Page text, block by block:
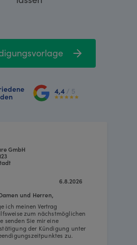
4,4 / 5
6.8.2026
GmbH
ich meinen Vertrag
zum nächstmöglichen
senden Sie mir eine
der Kündigung unter
zu.
und Herren,